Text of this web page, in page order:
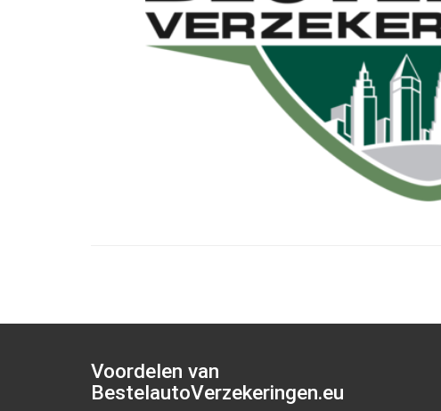
Voordelen van
BestelautoVerzekeringen.eu